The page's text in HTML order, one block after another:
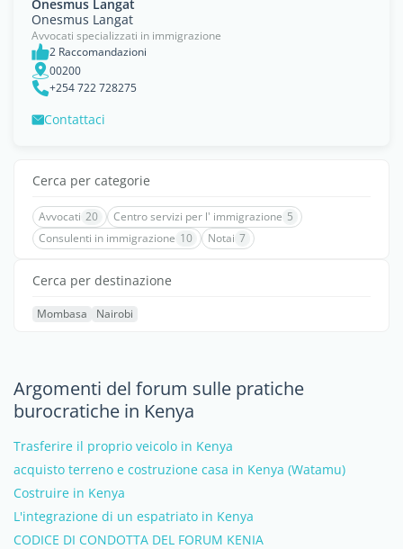
Onesmus Langat
Onesmus Langat
Avvocati specializzati in immigrazione
2 Raccomandazioni
00200
+254 722 728275
Contattaci
Cerca per categorie
Avvocati 20 Centro servizi per l' immigrazione 5
Consulenti in immigrazione 10 Notai 7
Cerca per destinazione
Mombasa Nairobi
Argomenti del forum sulle pratiche
burocratiche in Kenya
Trasferire il proprio veicolo in Kenya
acquisto terreno e costruzione casa in Kenya (Watamu)
Costruire in Kenya
L'integrazione di un espatriato in Kenya
CODICE DI CONDOTTA DEL FORUM KENIA